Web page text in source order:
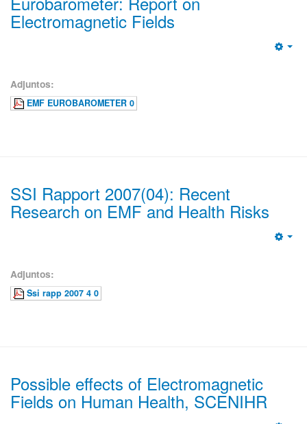
Electromagnetic Fields
Adjuntos:
EMF EUROBAROMETER 0
SSI Rapport 2007(04): Recent
Research on EMF and Health Risks
Adjuntos:
Ssi rapp 2007 4 0
Possible effects of Electromagnetic
Fields on Human Health, SCENIHR